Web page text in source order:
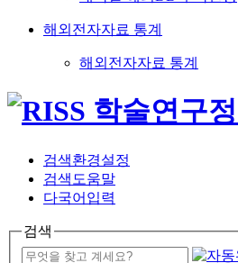
해외전자자료 통계
해외전자자료 통계
검색환경설정
검색도움말
다국어입력
검색